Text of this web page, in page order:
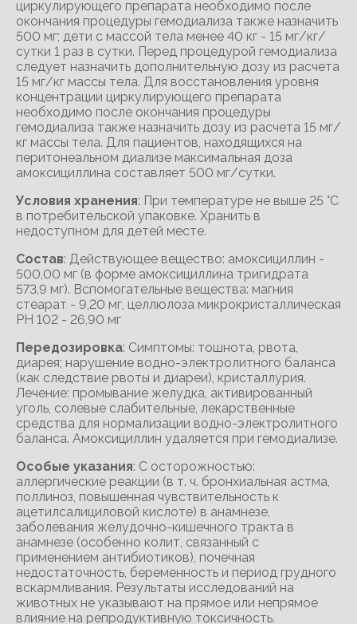
циркулирующего препарата необходимо после
окончания процедуры гемодиализа также назначить
500 мг; дети с массой тела менее 40 кг - 15 мг/кг/
сутки 1 раз в сутки. Перед процедурой гемодиализа
следует назначить дополнительную дозу из расчета
15 мг/кг массы тела. Для восстановления уровня
концентрации циркулирующего препарата
необходимо после окончания процедуры
гемодиализа также назначить дозу из расчета 15 мг/
кг массы тела. Для пациентов, находящихся на
перитонеальном диализе максимальная доза
амоксициллина составляет 500 мг/сутки.
Условия хранения: При температуре не выше 25 °С
в потребительской упаковке. Хранить в
недоступном для детей месте.
Состав: Действующее вещество: амоксициллин -
500,00 мг (в форме амоксициллина тригидрата
573,9 мг). Вспомогательные вещества: магния
стеарат - 9,20 мг, целлюлоза микрокристаллическая
РH 102 - 26,90 мг
Передозировка: Симптомы: тошнота, рвота,
диарея; нарушение водно-электролитного баланса
(как следствие рвоты и диареи), кристаллурия.
Лечение: промывание желудка, активированный
уголь, солевые слабительные, лекарственные
средства для нормализации водно-электролитного
баланса. Амоксициллин удаляется при гемодиализе.
Особые указания: С осторожностью:
аллергические реакции (в т. ч. бронхиальная астма,
поллиноз, повышенная чувствительность к
ацетилсалициловой кислоте) в анамнезе,
заболевания желудочно-кишечного тракта в
анамнезе (особенно колит, связанный с
применением антибиотиков), почечная
недостаточность, беременность и период грудного
вскармливания. Результаты исследований на
животных не указывают на прямое или непрямое
влияние на репродуктивную токсичность.